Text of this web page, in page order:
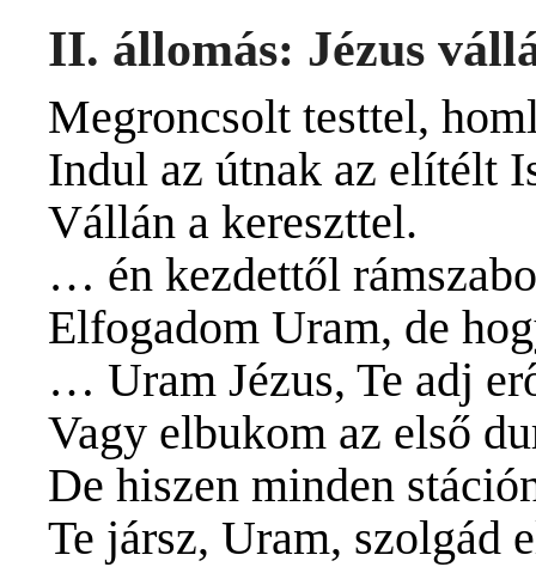
II. állomás: Jézus
Megroncsolt testtel,
Indul az útnak az elítélt
Vállán a kereszttel.
… én kezdettől
Elfogadom Uram, de
… Uram Jézus, Te adj
Vagy elbukom az első
De hiszen minden
Te jársz, Uram, szolgád